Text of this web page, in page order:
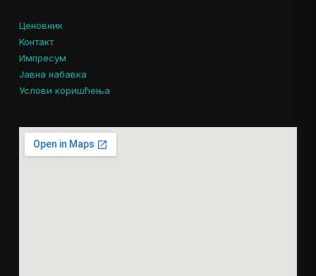
Ценовник
Контакт
Импресум
Јавна набавка
Услови коришћења